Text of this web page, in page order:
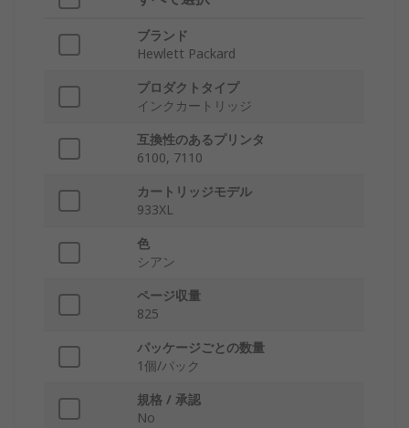
ブランド
Hewlett Packard
プロダクトタイプ
インクカートリッジ
互換性のあるプリンタ
6100, 7110
カートリッジモデル
933XL
色
シアン
ページ収量
825
パッケージごとの数量
1個/パック
規格 / 承認
No